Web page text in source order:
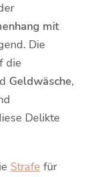
mit
Die
die
Geldwäsche,
Delikte
Strafe für